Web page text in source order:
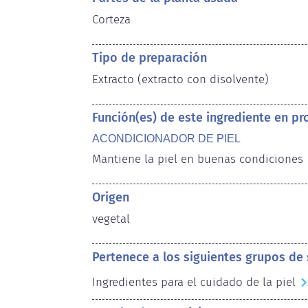
Corteza
Tipo de preparación
Extracto (extracto con disolvente)
Función(es) de este ingrediente en
ACONDICIONADOR DE PIEL
Mantiene la piel en buenas condiciones
Origen
vegetal
Pertenece a los siguientes grupos de
Ingredientes para el cuidado de la piel